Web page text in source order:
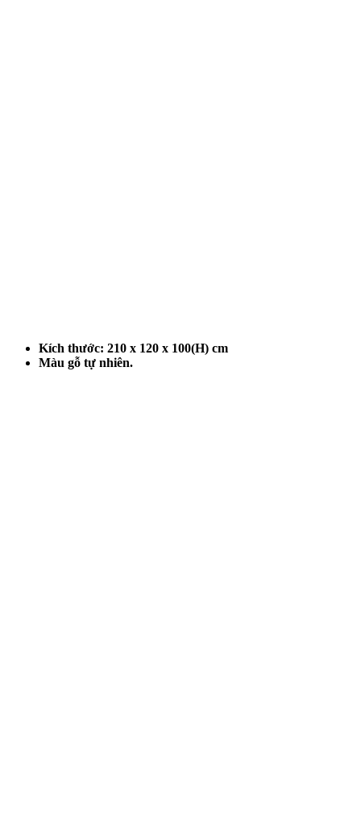
Kích thước: 210 x 120 x 100(H) cm
Màu gỗ tự nhiên.